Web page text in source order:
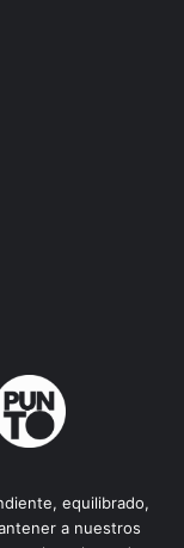
equilibrado,
a nuestros